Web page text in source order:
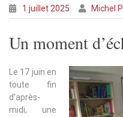
1 juillet 2025 Michel
Un moment
Le 17 juin en
toute fin
d’après-
midi, une